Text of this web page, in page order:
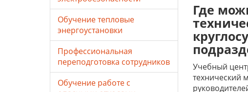
Где
Учебный
технический
Обучение тепловые
энергоустановки
Профессиональная
переподготовка сотрудников
Обучение работе с